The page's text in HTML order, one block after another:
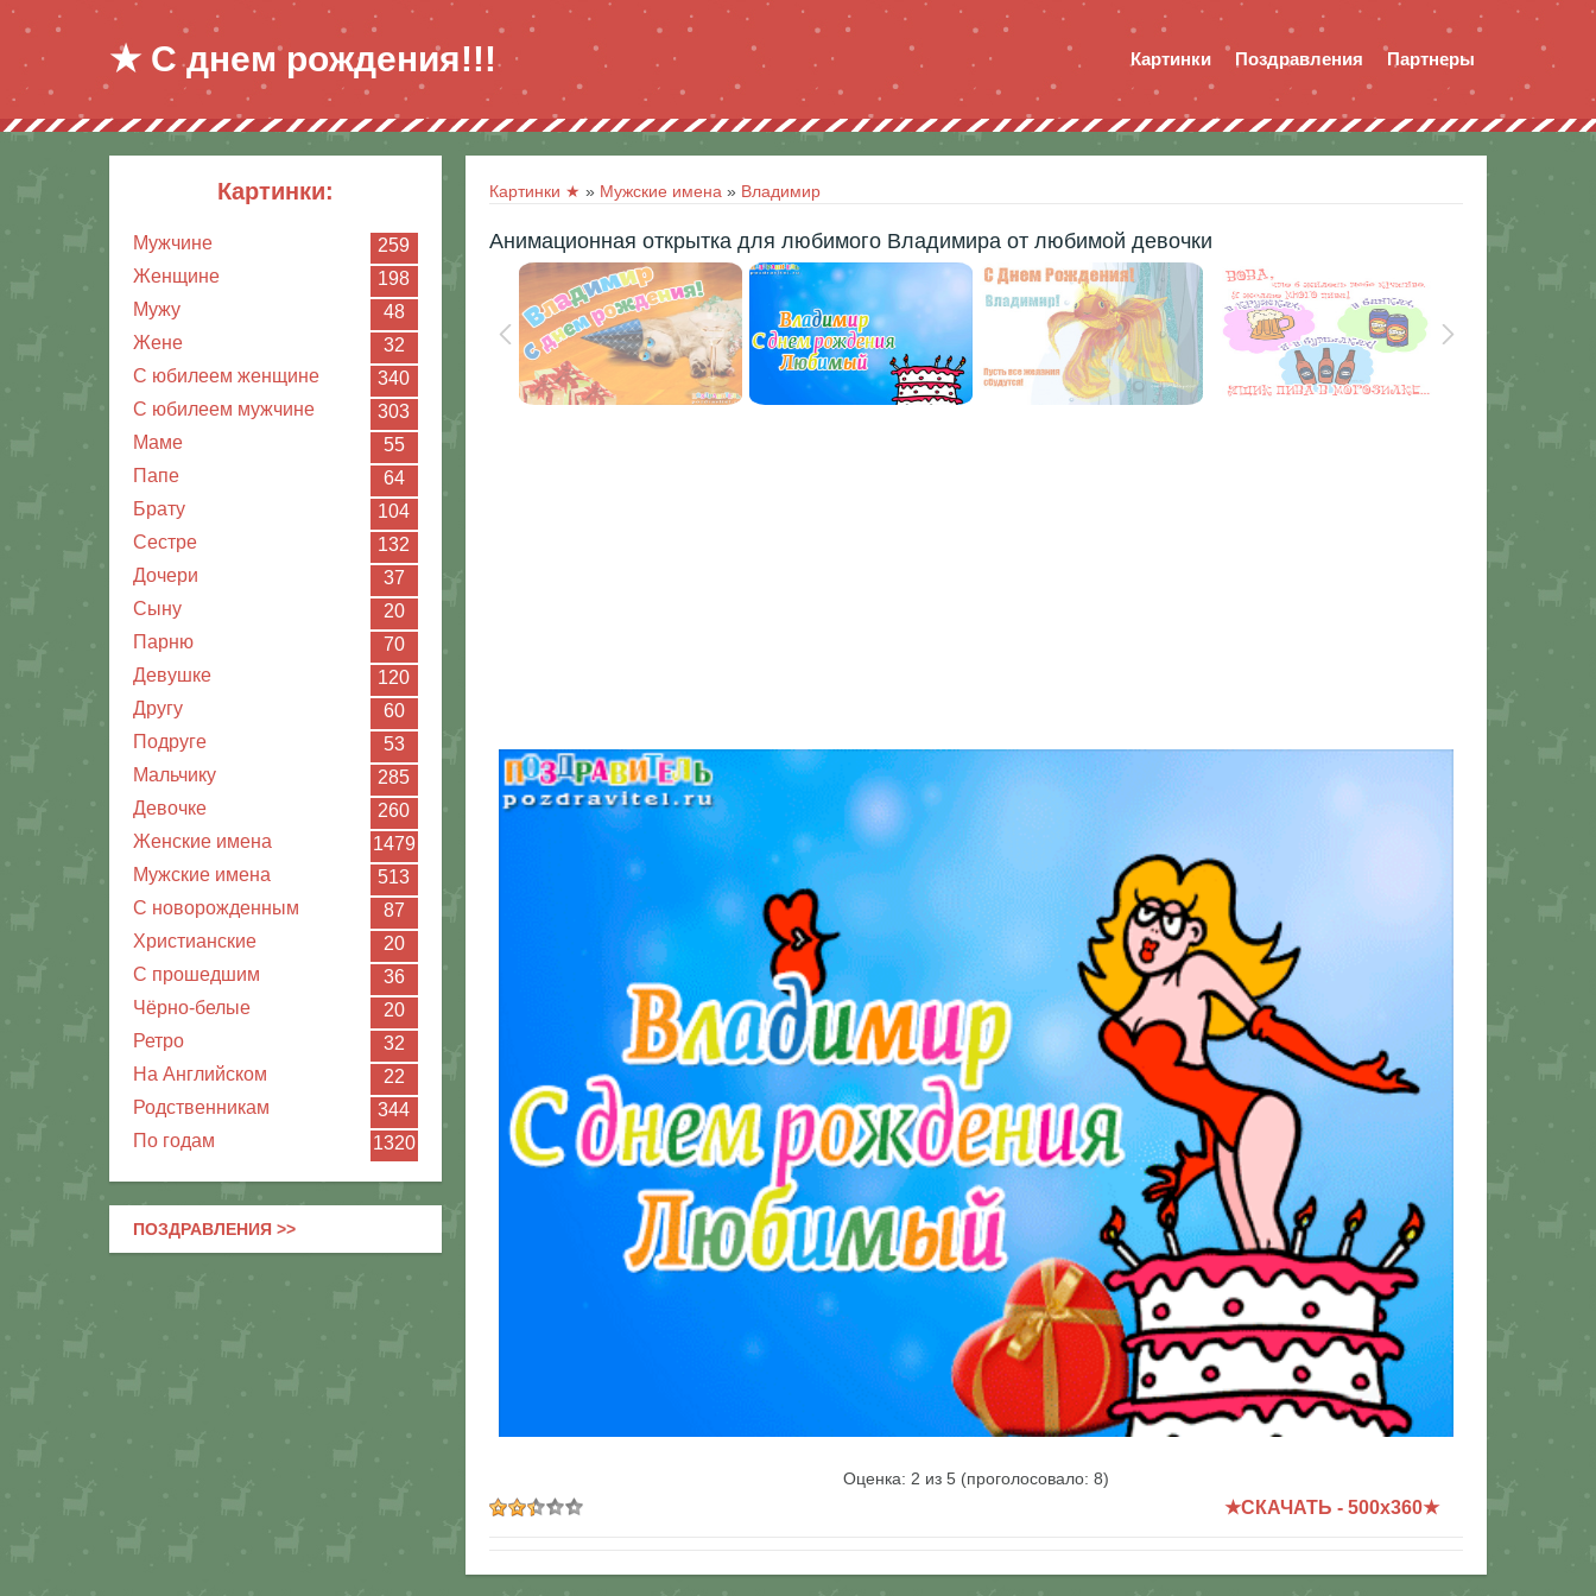
★ С днем рождения!!! Картинки Поздравления Партнеры
картинки:
Мужчине
259
Женщине
198
Мужу
48
Жене
32
С юбилеем женщине
340
С юбилеем мужчине
303
Маме
55
Папе
64
Брату
104
Сестре
132
Дочери
37
Сыну
20
Парню
70
Девушке
120
Другу
60
Подруге
53
Мальчику
285
Девочке
260
Женские имена
1479
Мужские имена
513
С новорожденным
87
Христианские
20
C прошедшим
36
Чёрно-белые
20
Ретро
32
На Английском
22
Родственникам
344
По годам
1320
ПОЗДРАВЛЕНИЯ >>
Картинки ★ » Мужские имена » Владимир
Анимационная открытка для любимого Владимира от любимой девочки
Оценка: 2 из 5 (проголосовало: 8)
★СКАЧАТЬ - 500x360★